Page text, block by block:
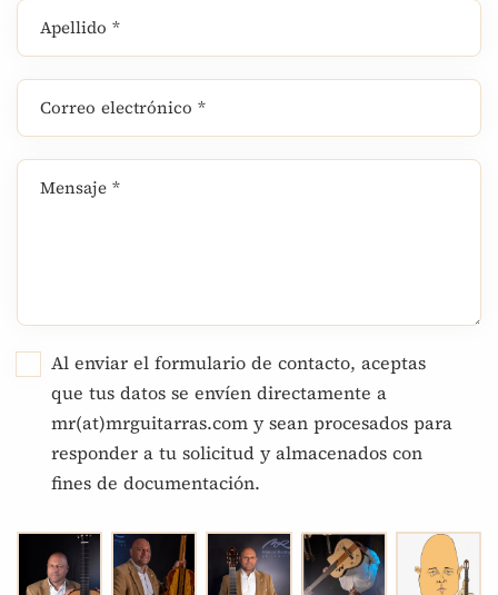
Apellido *
Correo electrónico *
Mensaje *
Al enviar el formulario de contacto, aceptas
que tus datos se envíen directamente a
mr(at)mrguitarras.com y sean procesados para
responder a tu solicitud y almacenados con
fines de documentación.